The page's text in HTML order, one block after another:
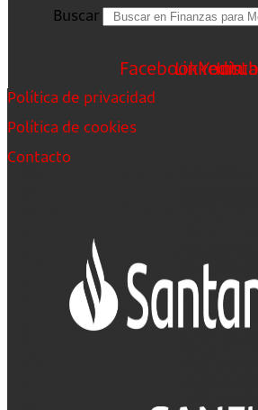
Buscar
FacebookLinkedin
Política de privacidad
Política de cookies
Contacto